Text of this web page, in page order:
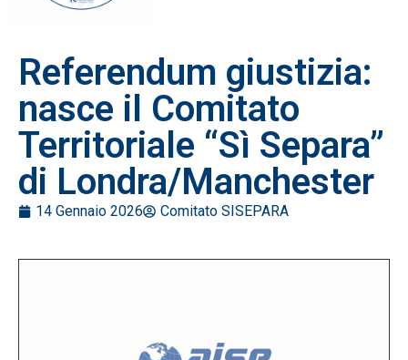
Referendum giustizia:
nasce il Comitato
Territoriale “Sì Separa”
di Londra/Manchester
14 Gennaio 2026 Comitato SISEPARA